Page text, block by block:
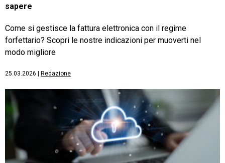
sapere
Come si gestisce la fattura elettronica con il regime
forfettario? Scopri le nostre indicazioni per muoverti nel
modo migliore
25.03.2026 Redazione